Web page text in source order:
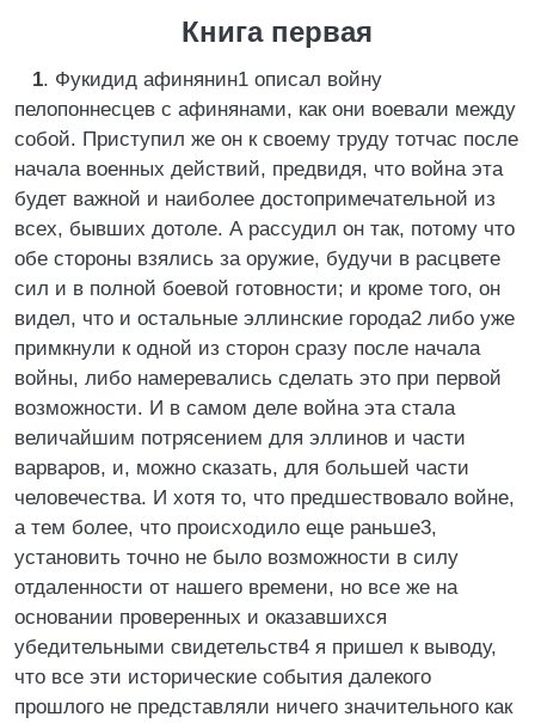
Книга первая
1. Фукидид афинянин1 описал войну
пелопоннесцев с афинянами, как они воевали между
собой. Приступил же он к своему труду тотчас после
начала военных действий, предвидя, что война эта
будет важной и наиболее достопримечательной из
всех, бывших дотоле. А рассудил он так, потому что
обе стороны взялись за оружие, будучи в расцвете
сил и в полной боевой готовности; и кроме того, он
видел, что и остальные эллинские города2 либо уже
примкнули к одной из сторон сразу после начала
войны, либо намеревались сделать это при первой
возможности. И в самом деле война эта стала
величайшим потрясением для эллинов и части
варваров, и, можно сказать, для большей части
человечества. И хотя то, что предшествовало войне,
а тем более, что происходило еще раньше3,
установить точно не было возможности в силу
отдаленности от нашего времени, но все же на
основании проверенных и оказавшихся
убедительными свидетельств4 я пришел к выводу,
что все эти исторические события далекого
прошлого не представляли ничего значительного как